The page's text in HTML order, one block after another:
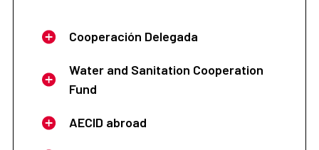
Cooperación Delegada
Water and Sanitation Cooperation
Fund
AECID abroad